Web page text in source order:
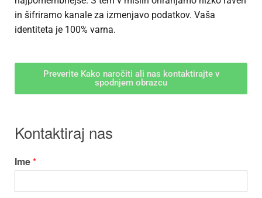
in šifriramo kanale za izmenjavo podatkov. Vaša
identiteta je 100% varna.
Preverite Kako naročiti ali nas kontaktirajte v
spodnjem obrazcu
Kontaktiraj nas
Ime*